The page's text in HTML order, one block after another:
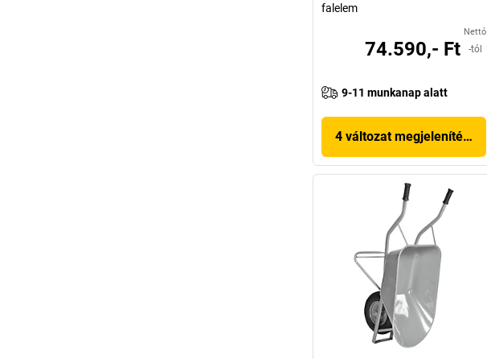
falelem
Nettó
74.590,- Ft -tól
9-11 munkanap alatt
4 változat megjelenítése